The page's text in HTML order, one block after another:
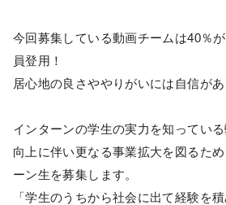
今回募集している動画チームは40％
員登用！
居心地の良さややりがいには自信が
インターンの学生の実力を知ってい
向上に伴い更なる事業拡大を図るた
ーン生を募集します。
「学生のうちから社会に出て経験を